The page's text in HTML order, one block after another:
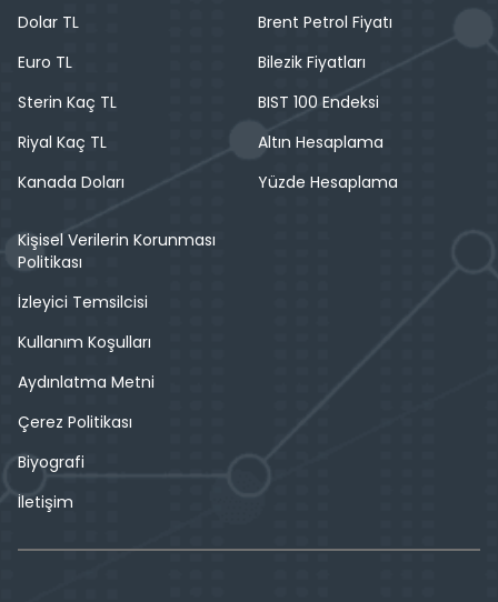
Dolar TL
Euro TL
Sterin Kaç TL
Riyal Kaç TL
Kanada Doları
Brent Petrol Fiyatı
Bilezik Fiyatları
BIST 100 Endeksi
Altın Hesaplama
Yüzde Hesaplama
Kişisel Verilerin Korunması
Politikası
İzleyici Temsilcisi
Kullanım Koşulları
Aydınlatma Metni
Çerez Politikası
Biyografi
İletişim